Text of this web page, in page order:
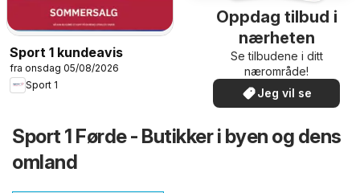
Sport 1 kundeavis
fra onsdag 05/08/2026
Sport 1
Oppdag tilbud i
nærheten
Se tilbudene i ditt
nærområde!
Jeg vil se
Sport 1 Førde - Butikker i byen og dens
omland